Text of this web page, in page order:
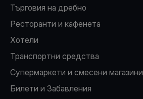
Търговия на дребно
Ресторанти и кафенета
Хотели
Транспортни средства
Супермаркети и смесени магазини
Билети и Забавления